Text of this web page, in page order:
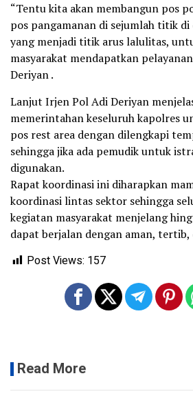
“Tentu kita akan membangun pos
pos pangamanan di sejumlah titik
yang menjadi titik arus lalulitas,
masyarakat mendapatkan
Deriyan .
Lanjut Irjen Pol Adi Deriyan
memerintahan keseluruh kapolres
pos rest area dengan dilengkapi
sehingga jika ada pemudik untuk
digunakan.
Rapat koordinasi ini diharapkan
koordinasi lintas sektor sehingga
kegiatan masyarakat menjelang
dapat berjalan dengan aman, tertib,
Post Views: 157
Read More